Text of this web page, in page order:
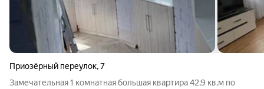
Приозёрный переулок,7
Замечательная 1 комнатная большая квартира 42,9 кв.м по